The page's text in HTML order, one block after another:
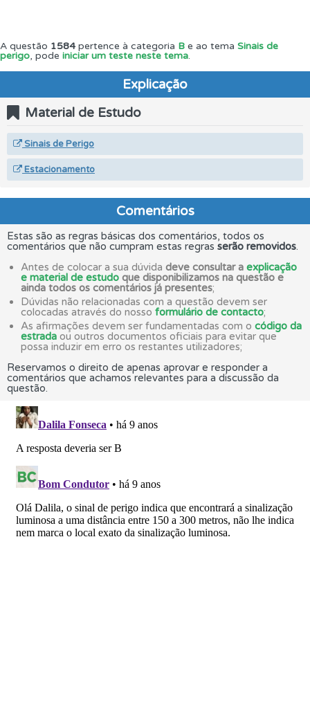
A questão 1584pertence à categoria B e ao tema Sinais de
perigo, pode iniciar um teste neste tema.
Explicação
Material de Estudo
Sinais de Perigo
Estacionamento
Comentários
Estas são as regras básicas dos comentários, todos os
comentários que não cumpram estas regras serão removidos.
Antes de colocar a sua dúvida deve consultar a explicação
e material de estudo que disponibilizamos na questão e
ainda todos os comentários já presentes;
Dúvidas não relacionadas com a questão devem ser
colocadas através do nosso formulário de contacto;
As afirmações devem ser fundamentadas com o código da
estrada ou outros documentos oficiais para evitar que
possa induzir em erro os restantes utilizadores;
Reservamos o direito de apenas aprovar e responder a
comentários que achamos relevantes para a discussão da
questão.